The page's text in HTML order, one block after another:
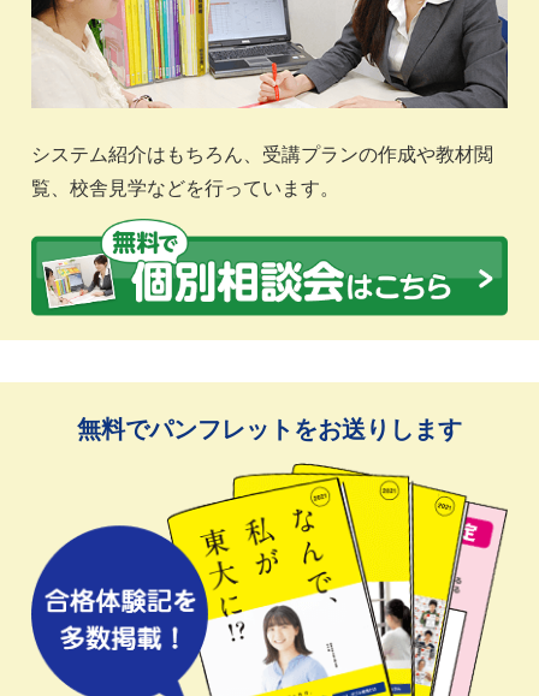
システム紹介はもちろん、受講プランの作成や教材閲
覧、校舎見学などを行っています。
無料でパンフレットをお送りします